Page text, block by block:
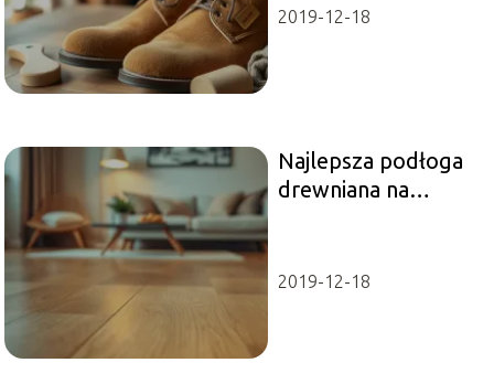
2019-12-18
Najlepsza podłoga
drewniana na
wybrać?
2019-12-18